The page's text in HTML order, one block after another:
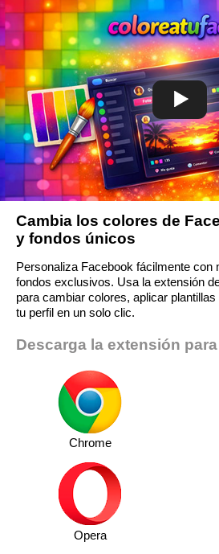
Cambia los colores de
y fondos únicos
Personaliza Facebook fácilmente con
fondos exclusivos. Usa la extensión
para cambiar colores, aplicar
tu perfil en un solo clic.
Descarga la extensión
Chrome
Opera